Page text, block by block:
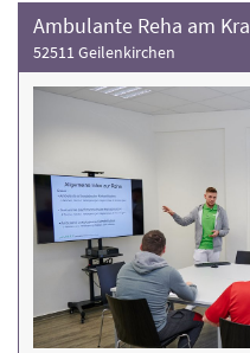
52511 Geilenkirchen